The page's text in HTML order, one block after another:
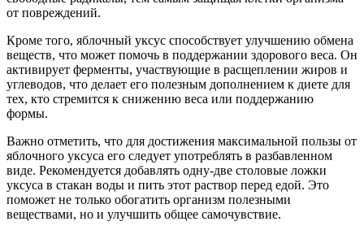
от повреждений.
Кроме того, яблочный уксус способствует улучшению обмена
веществ, что может помочь в поддержании здорового веса. Он
активирует ферменты, участвующие в расщеплении жиров и
углеводов, что делает его полезным дополнением к диете для
тех, кто стремится к снижению веса или поддержанию
формы.
Важно отметить, что для достижения максимальной пользы от
яблочного уксуса его следует употреблять в разбавленном
виде. Рекомендуется добавлять одну-две столовые ложки
уксуса в стакан воды и пить этот раствор перед едой. Это
поможет не только обогатить организм полезными
веществами, но и улучшить общее самочувствие.